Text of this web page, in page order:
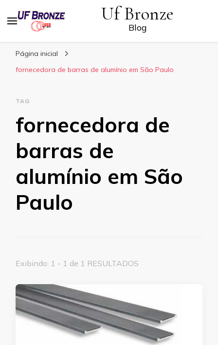
Uf Bronze
Blog
Página inicial
fornecedora de barras de alumínio em São Paulo
TAG
fornecedora de
barras de
alumínio em São
Paulo
Exibindo: 1 - 1 de 1 RESULTADOS